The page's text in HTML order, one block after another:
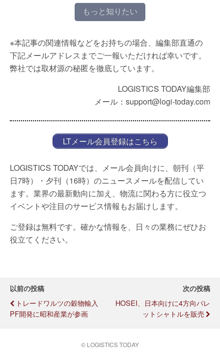
もっと知りたい
※本記事の関連情報などをお持ちの場合、編集部直通の
下記メールアドレスまでご一報いただければ幸いです。
弊社では取材源の秘匿を徹底しています。
LOGISTICS TODAY編集部
メール：support@logi-today.com
LTメール会員登録はこちら
LOGISTICS TODAYでは、メール会員向けに、朝刊（平
日7時）・夕刊（16時）のニュースメールを配信してい
ます。業界の最新動向に加え、物流に関わる方に役立つ
イベントや注目のサービス情報もお届けします。
ご登録は無料です。確かな情報を、日々の業務にぜひお
役立てください。
以前の投稿
トレードワルツの穀物輸入
PF開発に昭和産業が参画
次の投稿
HOSEI、日本向けに4方向パレ
ットシャトルを販売
© LOGISTICS TODAY